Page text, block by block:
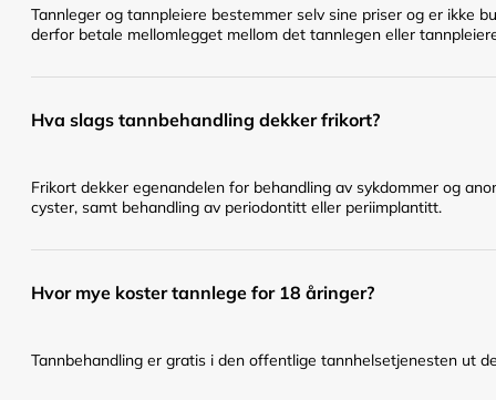
Tannleger og tannpleiere bestemmer selv sine priser og er ikke
derfor betale mellomlegget mellom det tannlegen eller
Hva slags tannbehandling dekker frikort?
Frikort dekker egenandelen for behandling av sykdommer og
cyster, samt behandling av periodontitt eller periimplantitt.
Hvor mye koster tannlege for 18 åringer?
Tannbehandling er gratis i den offentlige tannhelsetjenesten ut